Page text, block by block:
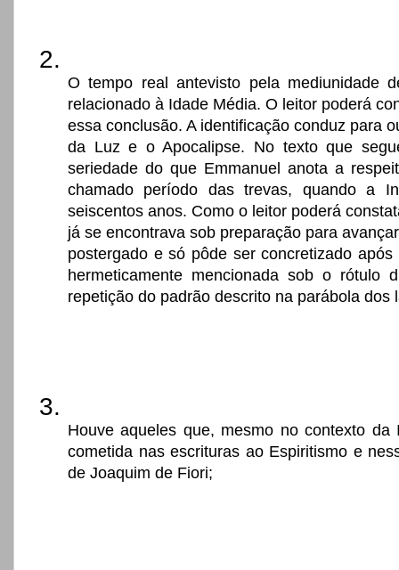
O tempo real antevisto pela mediunidade
relacionado à Idade Média. O leitor poderá
essa conclusão. A identificação conduz para
da Luz e o Apocalipse. No texto que
seriedade do que Emmanuel anota a
chamado período das trevas, quando a
seiscentos anos. Como o leitor poderá
já se encontrava sob preparação para
postergado e só pôde ser concretizado
hermeticamente mencionada sob o rótulo
repetição do padrão descrito na parábola dos
Houve aqueles que, mesmo no contexto
cometida nas escrituras ao Espiritismo e
de Joaquim de Fiori;